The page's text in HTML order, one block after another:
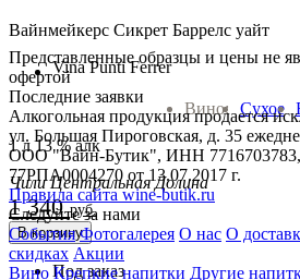
Вайнмейкерс Сикрет Баррелс уайт
Vina Punti Ferrer
Вино: Сухое
1 л 13 % алк
Чили Центральная Долина
1 340руб.
В корзину
Под заказ
Представленные образцы и цены не
офертой
Последние заявки
Алкогольная продукция продается
ул. Большая Пироговская, д. 35
ООО "Вайн-Бутик", ИНН
77РПА0004270 от 13.07.2017 г.
Правила сайта wine-butik.ru
Следуйте за нами
События Фотогалерея О нас О
скидках Акции
Вино Крепкие напитки Другие